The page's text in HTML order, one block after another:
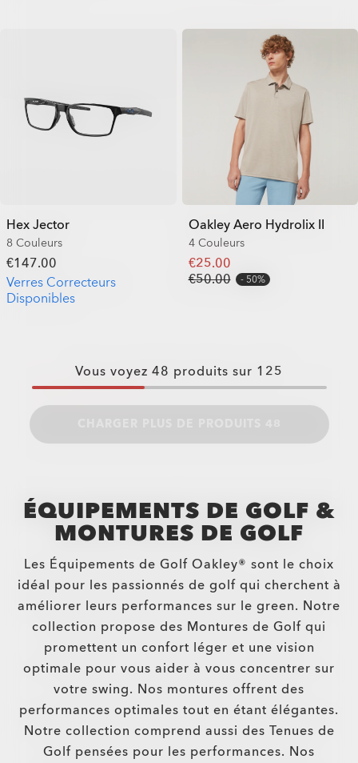
Hex Jector
8 Couleurs
€147.00
Verres Correcteurs
Disponibles
Oakley Aero Hydrolix II
4 Couleurs
€25.00
€50.00
50%
Vous voyez 48 produits sur 125
ÉQUIPEMENTS DE GOLF &
MONTURES DE GOLF
Les Équipements de Golf Oakley® sont le choix
idéal pour les passionnés de golf qui cherchent à
améliorer leurs performances sur le green. Notre
collection propose des Montures de Golf qui
promettent un confort léger et une vision
optimale pour vous aider à vous concentrer sur
votre swing. Nos montures offrent des
performances optimales tout en étant élégantes.
Notre collection comprend aussi des Tenues de
Golf pensées pour les performances. Nos